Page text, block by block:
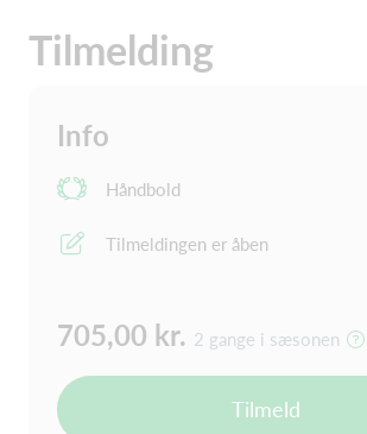
Tilmelding
Info
Håndbold
Tilmeldingen er åben
705,00 kr. 2 gange i sæsonen
Tilmeld